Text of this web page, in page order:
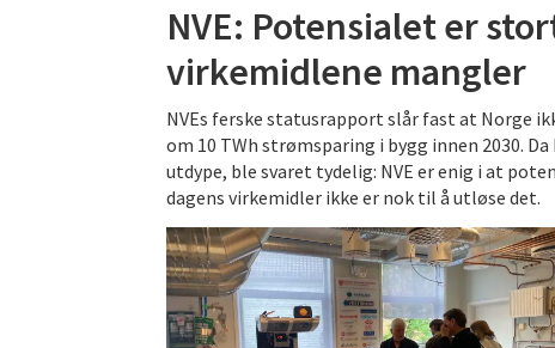
NVE: Potensialet er
virkemidlene mangler
NVEs ferske statusrapport slår fast at Norge
om 10 TWh strømsparing i bygg innen 2030.
utdype, ble svaret tydelig: NVE er enig i at
dagens virkemidler ikke er nok til å utløse det.